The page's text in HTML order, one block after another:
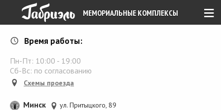
≡
МЕМОРИАЛЬНЫЕ КОМПЛЕКСЫ
Время работы:
Пн-Пт: 10:00 - 19:00
Сб-Вс: по согласованию
Схемы проезда
Минск ул. Притыцкого, 89